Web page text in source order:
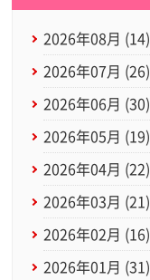
2026年08月 (14)
2026年07月 (26)
2026年06月 (30)
2026年05月 (19)
2026年04月 (22)
2026年03月 (21)
2026年02月 (16)
2026年01月 (31)